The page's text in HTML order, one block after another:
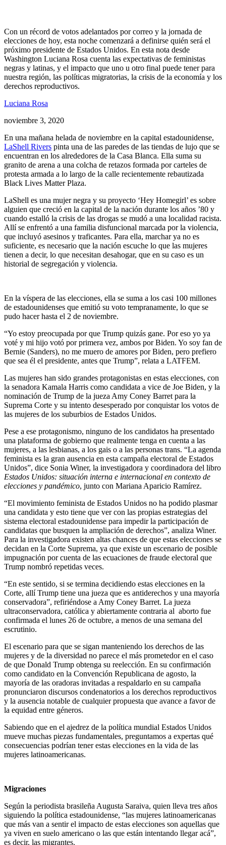
Con un récord de votos adelantados por correo y la jornada de
elecciones de hoy, esta noche comenzará a definirse quién será el
próximo presidente de Estados Unidos. En esta nota desde
Washington Luciana Rosa cuenta las expectativas de feministas
negras y latinas, y el impacto que uno u otro final puede tener para
nuestra región, las políticas migratorias, la crisis de la economía y los
derechos reproductivos.
Luciana Rosa
noviembre 3, 2020
En una mañana helada de noviembre en la capital estadounidense,
LaShell Rivers pinta una de las paredes de las tiendas de lujo que se
encuentran en los alrededores de la Casa Blanca. Ella suma su
granito de arena a una colcha de retazos formada por carteles de
protesta armada a lo largo de la calle recientemente rebautizada
Black Lives Matter Plaza.
LaShell es una mujer negra y su proyecto ‘Hey Homegirl’ es sobre
alguien que creció en la capital de la nación durante los años ’80 y
cuando estalló la crisis de las drogas se mudó a una localidad racista.
Allí se enfrentó a una familia disfuncional marcada por la violencia,
que incluyó asesinos y traficantes. Para ella, marchar ya no es
suficiente, es necesario que la nación escuche lo que las mujeres
tienen a decir, lo que necesitan desahogar, que en su caso es un
historial de segregación y violencia.
En la víspera de las elecciones, ella se suma a los casi 100 millones
de estadounidenses que emitió su voto tempranamente, lo que se
pudo hacer hasta el 2 de noviembre.
“Yo estoy preocupada por que Trump quizás gane. Por eso yo ya
voté y mi hijo votó por primera vez, ambos por Biden. Yo soy fan de
Bernie (Sanders), no me muero de amores por Biden, pero prefiero
que sea él el presidente, antes que Trump”, relata a LATFEM.
Las mujeres han sido grandes protagonistas en estas elecciones, con
la senadora Kamala Harris como candidata a vice de Joe Biden, y la
nominación de Trump de la jueza Amy Coney Barret para la
Suprema Corte y su intento desesperado por conquistar los votos de
las mujeres de los suburbios de Estados Unidos.
Pese a ese protagonismo, ninguno de los candidatos ha presentado
una plataforma de gobierno que realmente tenga en cuenta a las
mujeres, a las lesbianas, a los gais o a las personas trans. “La agenda
feminista es la gran ausencia en esta campaña electoral de Estados
Unidos”, dice Sonia Winer, la investigadora y coordinadora del libro
Estados Unidos: situación interna e internacional en contexto de
elecciones y pandémico, junto con Mariana Aparicio Ramírez.
“El movimiento feminista de Estados Unidos no ha podido plasmar
una candidata y esto tiene que ver con las propias estrategias del
sistema electoral estadounidense para impedir la participación de
candidatas que busquen la ampliación de derechos”, analiza Winer.
Para la investigadora existen altas chances de que estas elecciones se
decidan en la Corte Suprema, ya que existe un escenario de posible
impugnación por cuenta de las ecuaciones de fraude electoral que
Trump nombró repetidas veces.
“En este sentido, si se termina decidiendo estas elecciones en la
Corte, allí Trump tiene una jueza que es antiderechos y una mayoría
conservadora”, refiriéndose a Amy Coney Barret. La jueza
ultraconservadora, católica y abiertamente contraria al aborto fue
confirmada el lunes 26 de octubre, a menos de una semana del
escrutinio.
El escenario para que se sigan manteniendo los derechos de las
mujeres y de la diversidad no parece el más prometedor en el caso
de que Donald Trump obtenga su reelección. En su confirmación
como candidato en la Convención Republicana de agosto, la
mayoría de las oradoras invitadas a respaldarlo en su campaña
pronunciaron discursos condenatorios a los derechos reproductivos
y la ausencia notable de cualquier propuesta que avance a favor de
la equidad entre géneros.
Sabiendo que en el ajedrez de la política mundial Estados Unidos
mueve muchas piezas fundamentales, preguntamos a expertas qué
consecuencias podrían tener estas elecciones en la vida de las
mujeres latinoamericanas.
Migraciones
Según la periodista brasileña Augusta Saraiva, quien lleva tres años
siguiendo la política estadounidense, “las mujeres latinoamericanas
que más van a sentir el impacto de estas elecciones son aquellas que
ya viven en suelo americano o las que están intentando llegar acá”,
es decir, las migrantes.